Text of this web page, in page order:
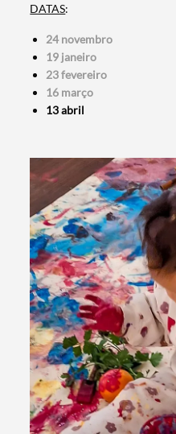
DATAS:
24 novembro
19 janeiro
23 fevereiro
16 março
13 abril